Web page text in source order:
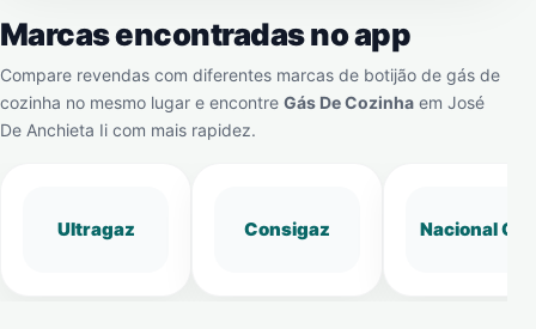
Marcas encontradas no app
Compare revendas com diferentes marcas de botijão de gás de
cozinha no mesmo lugar e encontre Gás De Cozinha em José
De Anchieta Ii com mais rapidez.
Ultragaz Consigaz Nacional Gás